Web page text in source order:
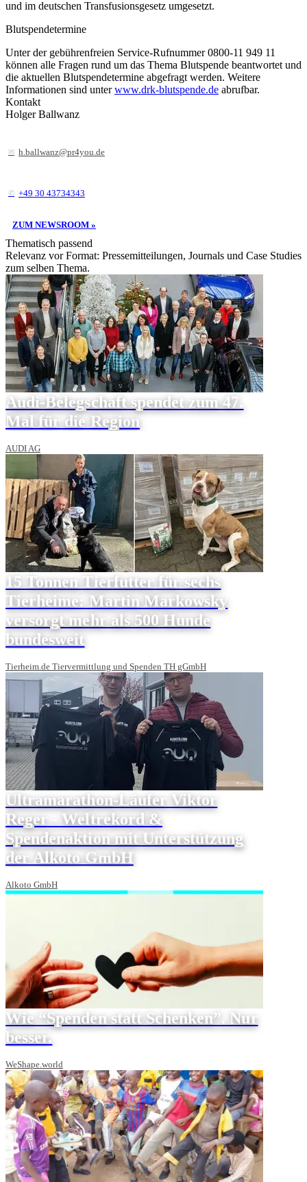
und im deutschen Transfusionsgesetz umgesetzt.
Blutspendetermine
Unter der gebührenfreien Service-Rufnummer 0800-11 949 11
können alle Fragen rund um das Thema Blutspende beantwortet und
die aktuellen Blutspendetermine abgefragt werden. Weitere
Informationen sind unterwww.drk-blutspende.de abrufbar.
Kontakt
Holger Ballwanz
h.ballwanz@pr4you.de
+49 30 43734343
ZUM NEWSROOM »
Thematisch passend
Relevanz vor Format: Pressemitteilungen, Journals und Case Studies
zum selben Thema.
Audi-Belegschaft spendet zum 47.
Mal für die Region
AUDI AG
15 Tonnen Tierfutter für sechs
Tierheime: Martin Markowsky
versorgt mehr als 500 Hunde
bundesweit
Tierheim.de Tiervermittlung und Spenden TH gGmbH
Ultramarathon-Läufer Viktor
Reger - Weltrekord &
Spendenaktion mit Unterstützung
der Alkoto GmbH
Alkoto GmbH
Wie “Spenden statt Schenken”. Nur
besser.
WeShape.world